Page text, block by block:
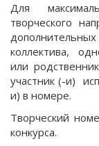
Для
творческого
коллектива,
или
участник (-и)
и) в номере.
Творческий
конкурса.